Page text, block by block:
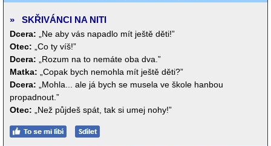
» SKŘIVÁNCI NA NITI
Dcera:
„Ne aby vás napadlo mít ještě děti!”
Otec:
„Co ty víš!”
Dcera:
„Rozum na to nemáte oba dva.”
Matka:
„Copak bych nemohla mít ještě děti?”
Dcera:
„Mohla... ale já bych se musela ve škole hanbou
propadnout.”
Otec:
„Než půjdeš spát, tak si umej nohy!”